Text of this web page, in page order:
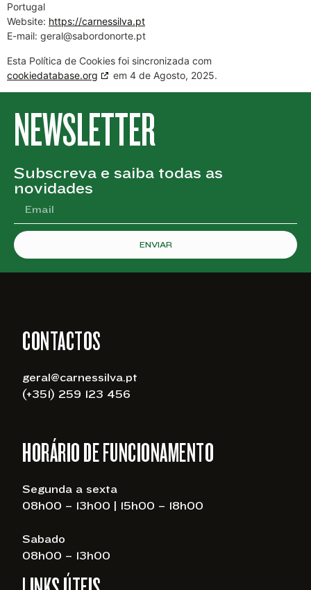
Portugal
Website: https://carnessilva.pt
E-mail: geral@sabordonorte.pt
Esta Política de Cookies foi sincronizada com
cookiedatabase.org
em 4 de Agosto, 2025.
NEWSLETTER
Subscreva e saiba todas as
novidades
ENVIAR
CONTACTOS
geral@carnessilva.pt
(+351) 259 123 456
HORÁRIO DE FUNCIONAMENTO
Segunda a sexta
08h00 – 13h00 | 15h00 – 18h00
Sabado
08h00 – 13h00